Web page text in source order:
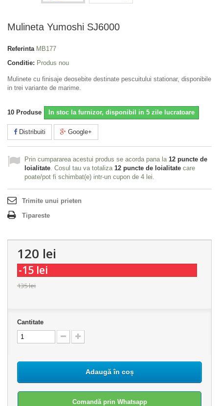
Mulineta Yumoshi SJ6000
Referinta MB177
Conditie: Produs nou
Mulinete cu finisaje deosebite destinate pescuitului stationar, disponibile
in trei variante de marime.
10 Produse In stoc la furnizor, disponibil in 5 zile lucratoare
Distribuiti Google+
Prin cumpararea acestui produs se acorda pana la 12 puncte de
loialitate . Cosul tau va totaliza 12 puncte de loialitate care
poate/pot fi schimbat(e) intr-un cupon de 4 lei
Trimite unui prieten
Tipareste
120 lei
-15 lei
135 lei
Cantitate
Adaugă în coș
Comandă prin Whatsapp